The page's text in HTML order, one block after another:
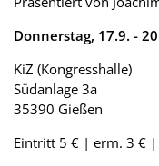
Donnerstag, 17.9. -
KiZ (Kongresshalle)
Südanlage 3a
35390 Gießen
Eintritt 5 € | erm. 3 € |